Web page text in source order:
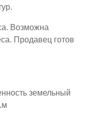
Возможна
Продавец готов
земельный